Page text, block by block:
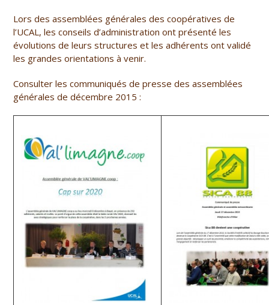
Lors des assemblées générales des coopératives de
l’UCAL, les conseils d’administration ont présenté les
évolutions de leurs structures et les adhérents ont validé
les grandes orientations à venir.
Consulter les communiqués de presse des assemblées
générales de décembre 2015 :